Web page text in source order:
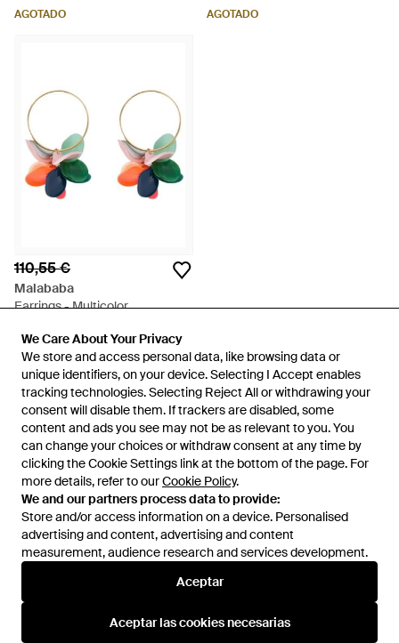
We Care About Your Privacy
We store and access personal data, like browsing data or
unique identifiers, on your device. Selecting I Accept enables
tracking technologies. Selecting Reject All or withdrawing your
consent will disable them. If trackers are disabled, some
content and ads you see may not be as relevant to you. You
can change your choices or withdraw consent at any time by
clicking the Cookie Settings link at the bottom of the page. For
more details, refer to ourCookie Policy.
We and our partners process data to provide:
Store and/or access information on a device. Personalised
advertising and content, advertising and content
measurement, audience research and services development.
Aceptar
Aceptar las cookies necesarias
We Care About Your Privacy
We store and access personal data, like browsing data or
unique identifiers, on your device. Selecting I Accept enables
tracking technologies. Selecting Reject All or withdrawing your
consent will disable them. If trackers are disabled, some
content and ads you see may not be as relevant to you. You
can change your choices or withdraw consent at any time by
clicking the Cookie Settings link at the bottom of the page. For
more details, refer to ourCookie Policy.
We and our partners process data to provide:
Store and/or access information on a device. Personalised
advertising and content, advertising and content
measurement, audience research and services development.
Aceptar
Aceptar las cookies necesarias
AGOTADO AGOTADO
110,55 €
Malababa
Earrings - Multicolor
AGOTADO
Internacional